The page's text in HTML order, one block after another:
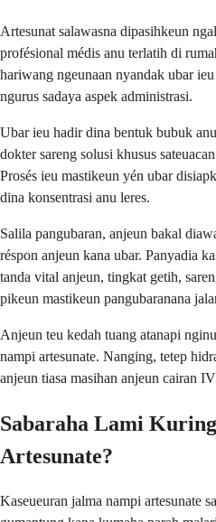
Artesunat salawasna dipasihkeun
profésional médis anu terlatih di
hariwang ngeunaan nyandak ubar
ngurus sadaya aspek administrasi.
Ubar ieu hadir dina bentuk bubuk
dokter sareng solusi khusus
Prosés ieu mastikeun yén ubar
dina konsentrasi anu leres.
Salila pangubaran, anjeun bakal
réspon anjeun kana ubar. Panyadia
tanda vital anjeun, tingkat getih,
pikeun mastikeun pangubaranana
Anjeun teu kedah tuang atanapi
nampi artesunate. Nanging, tetep
anjeun tiasa masihan anjeun cairan
Sabaraha Lami
Artesunate?
Kaseueuran jalma nampi artesunate